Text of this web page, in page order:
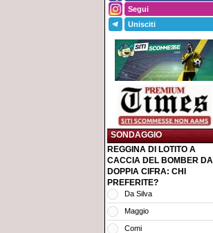
Segui
Unisciti
SONDAGGIO
REGGINA DI LOTITO A
CACCIA DEL BOMBER DA
DOPPIA CIFRA: CHI
PREFERITE?
Da Silva
Maggio
Comi